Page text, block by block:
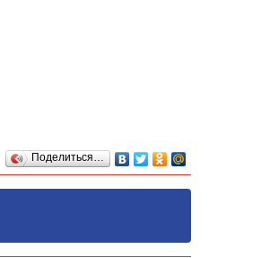
Поделиться…